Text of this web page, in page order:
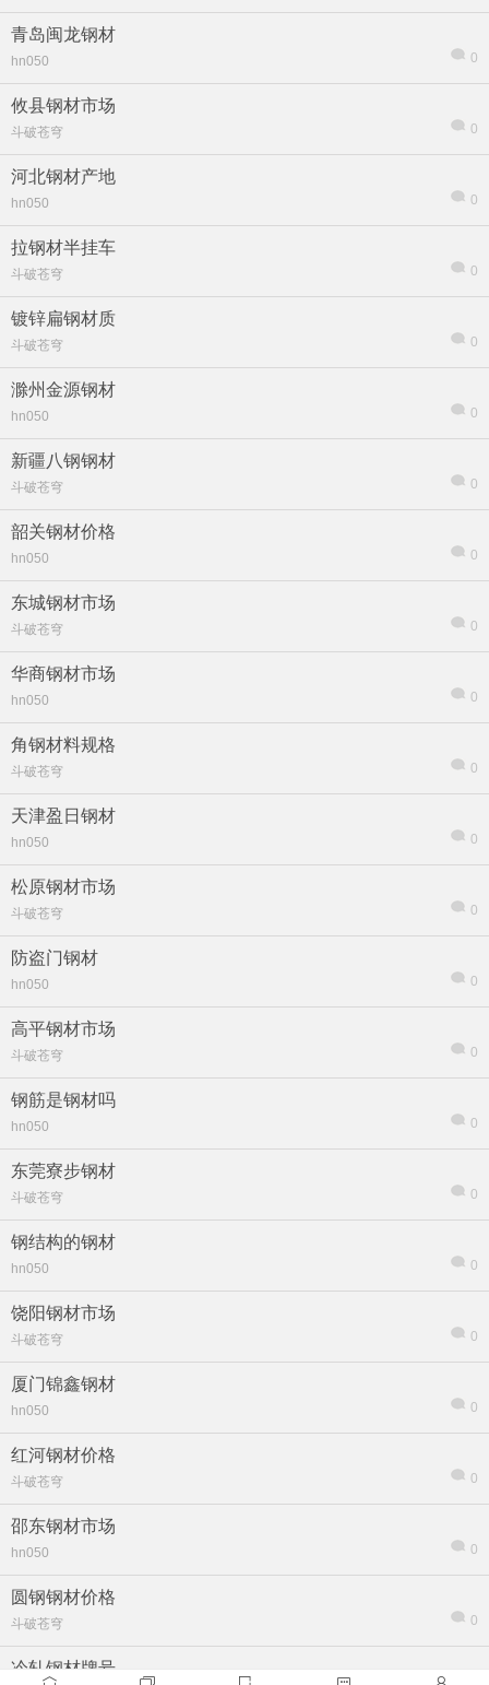
列表
信息
青岛闽龙钢材
hn050 0
攸县钢材市场
斗破苍穹 0
河北钢材产地
hn050 0
拉钢材半挂车
斗破苍穹 0
镀锌扁钢材质
斗破苍穹 0
滁州金源钢材
hn050 0
新疆八钢钢材
斗破苍穹 0
韶关钢材价格
hn050 0
东城钢材市场
斗破苍穹 0
华商钢材市场
hn050 0
角钢材料规格
斗破苍穹 0
天津盈日钢材
hn050 0
松原钢材市场
斗破苍穹 0
防盗门钢材
hn050 0
高平钢材市场
斗破苍穹 0
钢筋是钢材吗
hn050 0
东莞寮步钢材
斗破苍穹 0
钢结构的钢材
hn050 0
饶阳钢材市场
斗破苍穹 0
厦门锦鑫钢材
hn050 0
红河钢材价格
斗破苍穹 0
邵东钢材市场
hn050 0
圆钢钢材价格
斗破苍穹 0
冷轧钢材牌号